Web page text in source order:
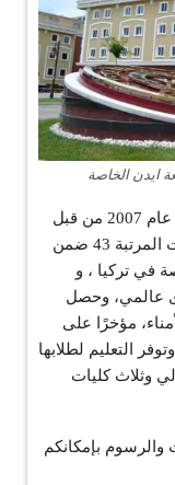
ايدن الخاصة
تأسست جامعة أيدن الخاصة في تركيا في عام 2007 من قبل
مؤسسة الأناضول للتعليم والثقافة، واحتلت المرتبة 43 ضمن
في تركيا ، و
عالمي، وحصل
مؤخرًا على
التعليم لطلابها
وثلاث كليات
بإمكانكم